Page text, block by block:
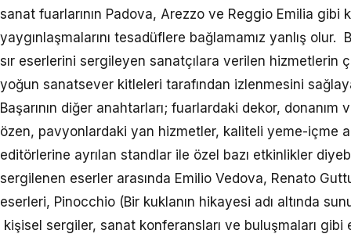
sanat fuarlarının Padova, Arezzo ve Reggio Emilia
yaygınlaşmalarını tesadüflere bağlamamız yanlış olur.
sır eserlerini sergileyen sanatçılara verilen hizmetlerin
yoğun sanatsever kitleleri tarafından izlenmesini
Başarının diğer anahtarları; fuarlardaki dekor,
özen, pavyonlardaki yan hizmetler, kaliteli yeme-içme
editörlerine ayrılan standlar ile özel bazı etkinlikler
sergilenen eserler arasında Emilio Vedova, Renato
eserleri, Pinocchio (Bir kuklanın hikayesi adı altında
kişisel sergiler, sanat konferansları ve buluşmaları gibi